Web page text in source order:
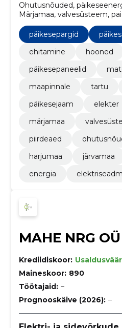
Ohutusnõuded,
Märjamaa, valvesüsteem,
Järvamaa, energia,
päikesepargid
ehitamine
hooned
päikesepaneelid
maapinnale
tartu
päikesejaam
elekter
märjamaa
piirdeaed
harjumaa
järvamaa
energia
MAHE NRG OÜ
Krediidiskoor:
Maineskoor: 890
Töötajaid: –
Prognooskäive (2026): –